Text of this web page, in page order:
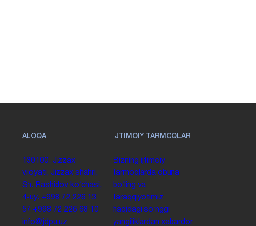
ALOQA
130100. Jizzax
viloyati, Jizzax shahri,
Sh. Rashidov koʻchasi,
4-uy. +998 72 226 13
57 +998 72 226 68 10
info@jdpu.uz
IJTIMOIY TARMOQLAR
Bizning ijtimoiy
tarmoqlarda obuna
boʻling va
taraqqiyotimiz
haqidagi soʻnggi
yangiliklardan xabardor